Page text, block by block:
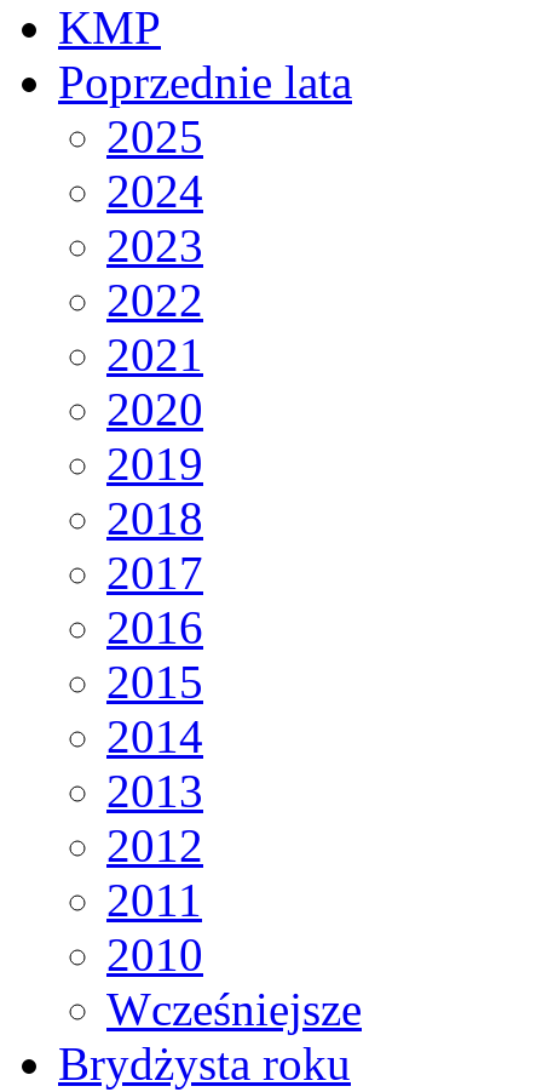
KMP
Poprzednie lata
2025
2024
2023
2022
2021
2020
2019
2018
2017
2016
2015
2014
2013
2012
2011
2010
Wcześniejsze
Brydżysta roku